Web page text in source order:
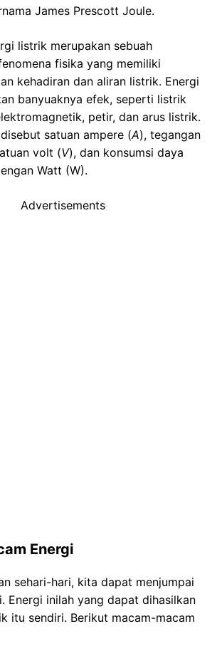
James Prescott Joule.
listrik merupakan sebuah
fisika yang memiliki
kehadiran dan aliran listrik. Energi
banyuaknya efek, seperti listrik
petir, dan arus listrik.
satuan ampere (A), tegangan
volt (V), dan konsumsi daya
Watt (W).
Advertisements
Energi
sehari-hari, kita dapat menjumpai
Energi inilah yang dapat dihasilkan
itu sendiri. Berikut macam-macam